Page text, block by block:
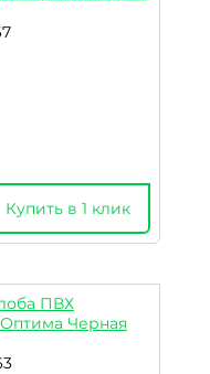
Купить в 1 клик
ПВХ
Черная